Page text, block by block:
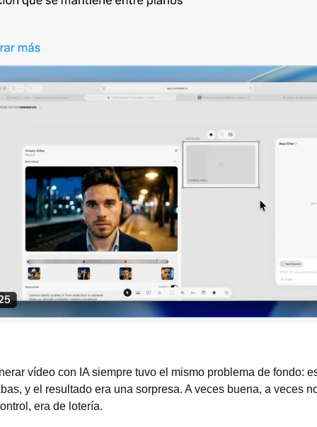
vídeo con IA siempre tuvo el mismo problema de fondo:
y el resultado era una sorpresa. A veces buena, a veces
era de lotería.